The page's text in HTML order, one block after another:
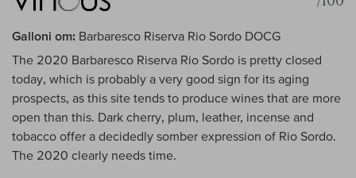
Galloni om: Barbaresco Riserva Rio Sordo DOCG
The 2020 Barbaresco Riserva Rio Sordo is pretty closed
today, which is probably a very good sign for its aging
prospects, as this site tends to produce wines that are more
open than this. Dark cherry, plum, leather, incense and
tobacco offer a decidedly somber expression of Rio Sordo.
The 2020 clearly needs time.